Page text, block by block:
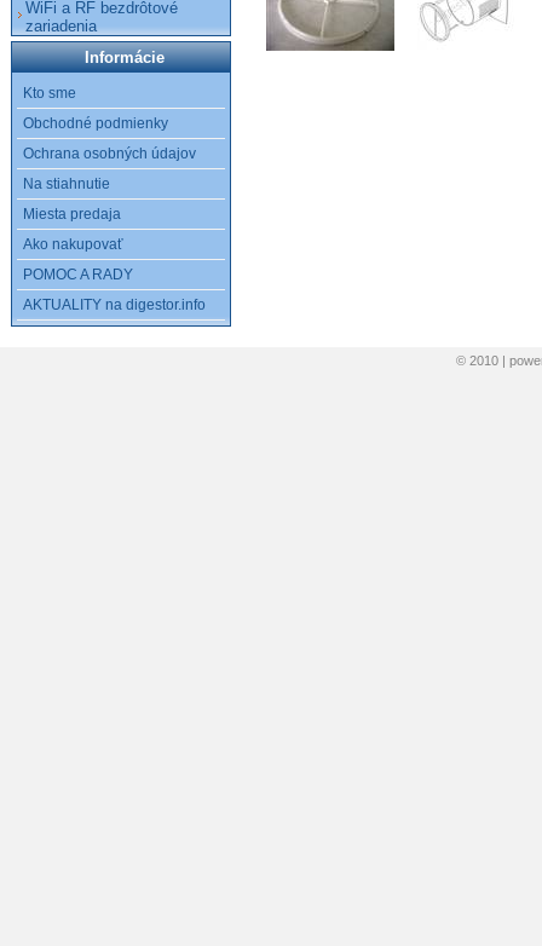
WiFi a RF bezdrôtové
zariadenia
Informácie
Kto sme
Obchodné podmienky
Ochrana osobných údajov
Na stiahnutie
Miesta predaja
Ako nakupovať
POMOC A RADY
AKTUALITY na digestor.info
© 2010 |